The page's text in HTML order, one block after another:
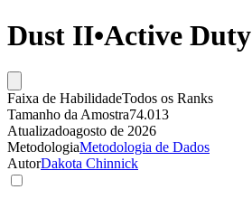
Dust II•Active Duty
Faixa de HabilidadeTodos os Ranks
Tamanho da Amostra74.013
Atualizadoagosto de 2026
MetodologiaMetodologia de Dados
AutorDakota Chinnick